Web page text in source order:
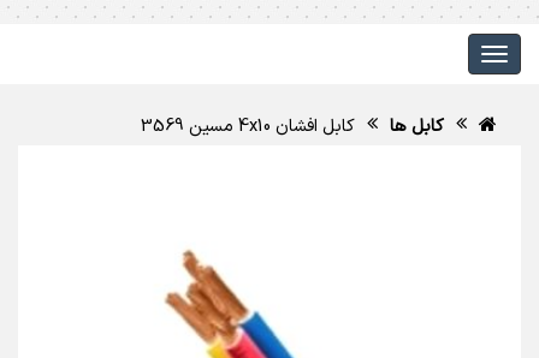
کابل ها کابل افشان 4x10 مسین 3569